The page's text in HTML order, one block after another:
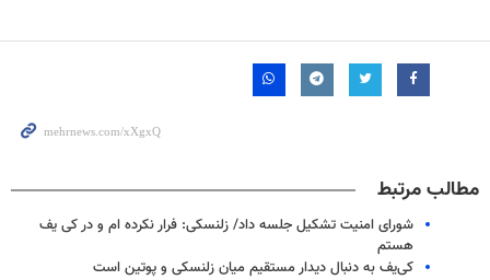
مطالب مرتبط
شورای امنیت تشکیل جلسه داد/ زلنسکی: فرار نکرده ام و در کی یف
هستم
کی‌یف به دنبال دیدار مستقیم میان زلنسکی و پوتین است